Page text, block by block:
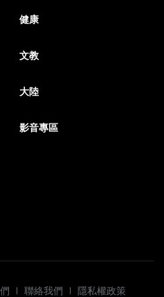
健康
文教
大陸
影音專區
聯絡我們 隱私權政策